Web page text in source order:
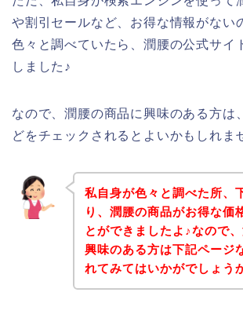
や割引セールなど、お得な情報がない
色々と調べていたら、潤腰の公式サイ
しました♪
なので、潤腰の商品に興味のある方は
どをチェックされるとよいかもしれま
私自身が色々と調べた所、
り、潤腰の商品がお得な価
とができましたよ♪なので
興味のある方は下記ページ
れてみてはいかがでしょう